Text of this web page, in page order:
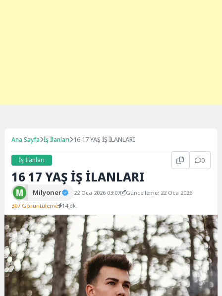
Ana Sayfa İş İlanları 16 17 YAŞ İŞ İLANLARI
İş İlanları 0
16 17 YAŞ İŞ İLANLARI
Milyoner 22 Oca 2026 03:07
Güncelleme: 22 Oca 2026
307 Görüntüleme 14 dk.